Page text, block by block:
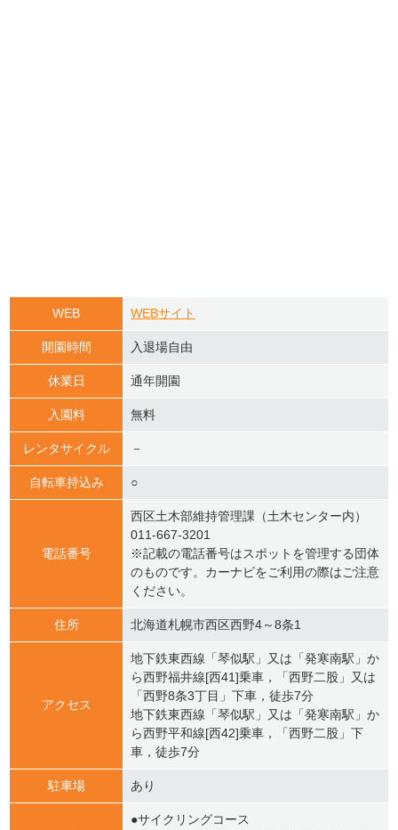
WEB WEBサイト
開園時間 入退場自由
休業日 通年開園
入園料 無料
レンタサイクル －
自転車持込み ○
電話番号
西区土木部維持管理課（土木センター内）
011-667-3201
※記載の電話番号はスポットを管理する団体
のものです。カーナビをご利用の際はご注意
ください。
住所 北海道札幌市西区西野4～8条1
アクセス
地下鉄東西線「琴似駅」又は「発寒南駅」か
ら西野福井線[西41]乗車，「西野二股」又は
「西野8条3丁目」下車，徒歩7分
地下鉄東西線「琴似駅」又は「発寒南駅」か
ら西野平和線[西42]乗車，「西野二股」下
車，徒歩7分
駐車場 あり
●サイクリングコース